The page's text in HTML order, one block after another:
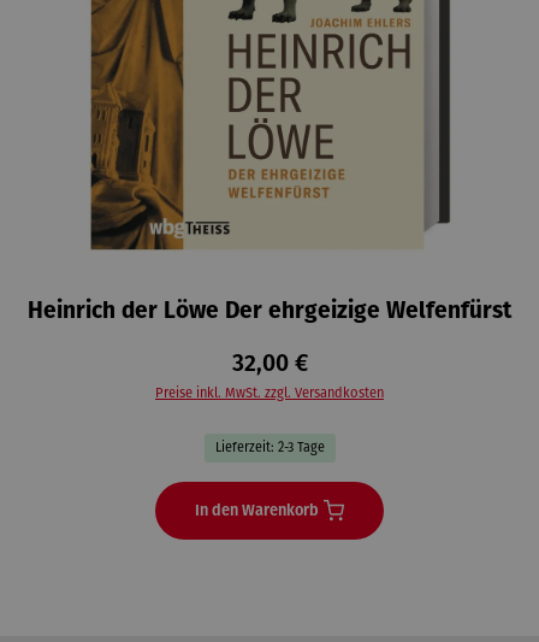
Heinrich der Löwe Der ehrgeizige Welfenfürst
32,00 €
Preise inkl. MwSt. zzgl. Versandkosten
Lieferzeit: 2-3 Tage
In den Warenkorb